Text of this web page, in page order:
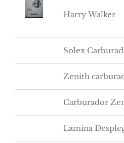
Harry Walker
Solex
Zenith
Carburador
Lamina